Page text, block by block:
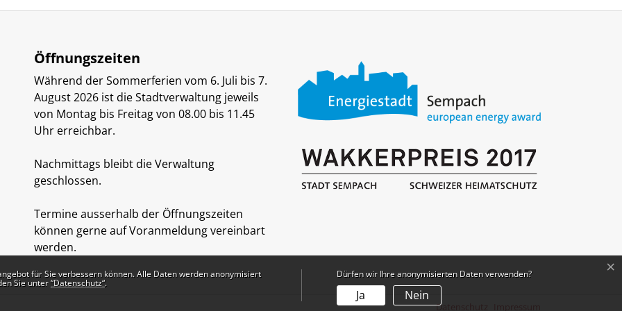
Öffnungszeiten
Während der Sommerferien vom 6. Juli bis 7.
August 2026 ist die Stadtverwaltung jeweils
von Montag bis Freitag von 08.00 bis 11.45
Uhr erreichbar.
Nachmittags bleibt die Verwaltung
geschlossen.
Termine ausserhalb der Öffnungszeiten
können gerne auf Voranmeldung vereinbart
werden.
Datenschutz
für Sie verbessern können. Alle Daten werden anonymisiert
Sie unter“Datenschutz“.
Dürfen wir Ihre anonymisierten Daten verwenden?
Ja Nein
×